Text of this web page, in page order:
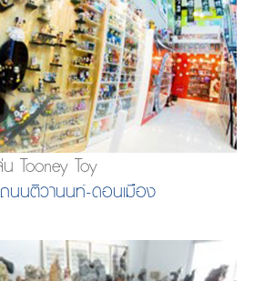
Tooney Toy
นนติวานนท์-ดอนเมือง